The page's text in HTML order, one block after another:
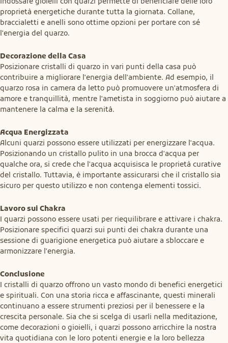
proprietà energetiche durante tutta la giornata. Collane,
braccialetti e anelli sono ottime opzioni per portare con sé
l'energia del quarzo.
Decorazione della Casa
Posizionare cristalli di quarzo in vari punti della casa può
contribuire a migliorare l'energia dell'ambiente. Ad esempio, il
quarzo rosa in camera da letto può promuovere un'atmosfera di
amore e tranquillità, mentre l'ametista in soggiorno può aiutare a
mantenere la calma e la serenità.
Acqua Energizzata
Alcuni quarzi possono essere utilizzati per energizzare l'acqua.
Posizionando un cristallo pulito in una brocca d'acqua per
qualche ora, si crede che l'acqua acquisisca le proprietà curative
del cristallo. Tuttavia, è importante assicurarsi che il cristallo sia
sicuro per questo utilizzo e non contenga elementi tossici.
Lavoro sui Chakra
I quarzi possono essere usati per riequilibrare e attivare i chakra.
Posizionare specifici quarzi sui punti dei chakra durante una
sessione di guarigione energetica può aiutare a sbloccare e
armonizzare l'energia.
Conclusione
I cristalli di quarzo offrono un vasto mondo di benefici energetici
e spirituali. Con una storia ricca e affascinante, questi minerali
continuano a essere strumenti preziosi per il benessere e la
crescita personale. Sia che si scelga di usarli nella meditazione,
come decorazioni o gioielli, i quarzi possono arricchire la nostra
vita quotidiana con le loro potenti energie e la loro bellezza